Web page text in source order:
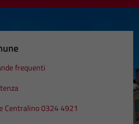
frequenti
Centralino 0324 4921